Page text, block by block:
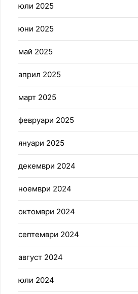
юли 2025
юни 2025
май 2025
април 2025
март 2025
февруари 2025
януари 2025
декември 2024
ноември 2024
октомври 2024
септември 2024
август 2024
юли 2024